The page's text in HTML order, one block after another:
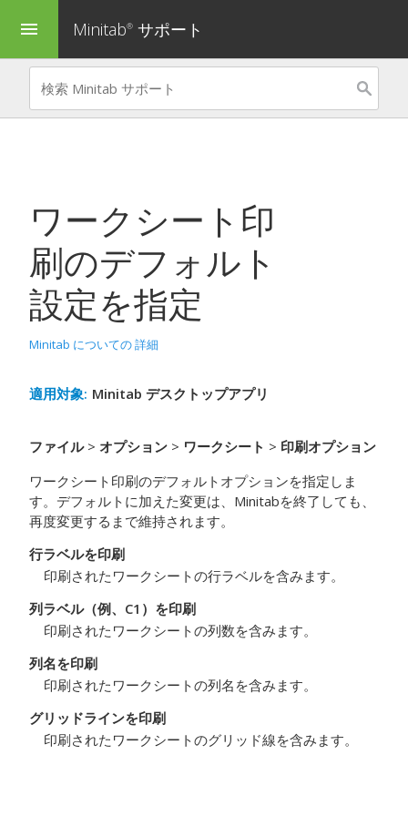
menu Minitab® サポート
ワークシート印
刷のデフォルト
設定を指定
Minitab についての 詳細
適用対象: Minitab デスクトップアプリ
ファイル> オプション > ワークシート > 印刷オプション
ワークシート印刷のデフォルトオプションを指定しま
す。デフォルトに加えた変更は、Minitabを終了しても、
再度変更するまで維持されます。
行ラベルを印刷
印刷されたワークシートの行ラベルを含みます。
列ラベル（例、C1）を印刷
印刷されたワークシートの列数を含みます。
列名を印刷
印刷されたワークシートの列名を含みます。
グリッドラインを印刷
印刷されたワークシートのグリッド線を含みます。